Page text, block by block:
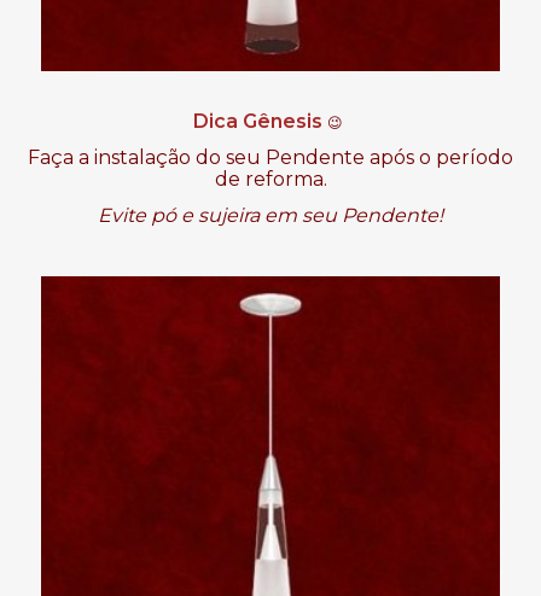
Dica Gênesis 😉
Faça a instalação do seu Pendente após o período
de reforma.
Evite pó e sujeira em seu Pendente!